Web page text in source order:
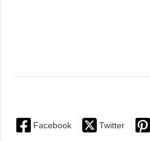
Facebook Twitter